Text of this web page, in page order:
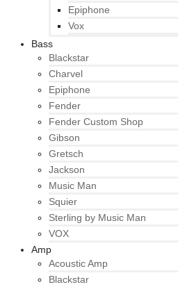
Epiphone
Vox
Bass
Blackstar
Charvel
Epiphone
Fender
Fender Custom Shop
Gibson
Gretsch
Jackson
Music Man
Squier
Sterling by Music Man
VOX
Amp
Acoustic Amp
Blackstar